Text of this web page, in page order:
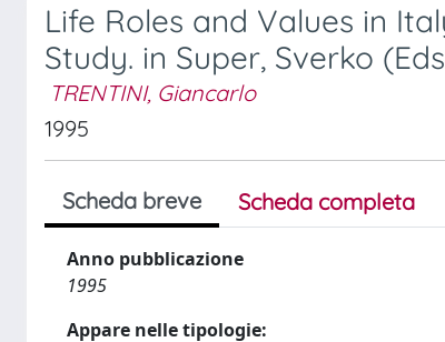
Life Roles and Values in
Study. in Super, Sverko
TRENTINI, Giancarlo
1995
Scheda breve Scheda completa
Anno pubblicazione
1995
Appare nelle tipologie: